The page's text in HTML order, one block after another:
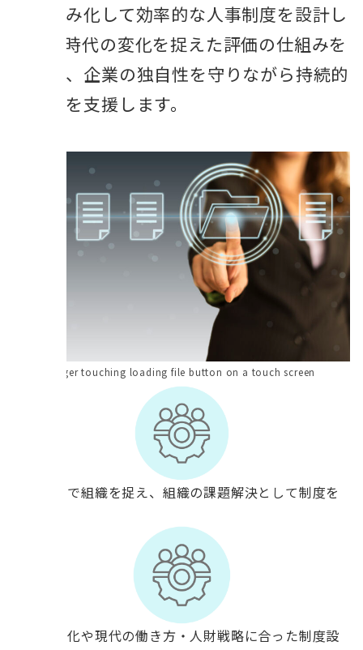
を仕組み化して効率的な人事制度を設計し
ます。時代の変化を捉えた評価の仕組みを
導入し、企業の独自性を守りながら持続的
な成長を支援します。
Finger touching loading file button on a touch screen
経営視点で組織を捉え、組織の課題解決として制度を
時代の変化や現代の働き方・人財戦略に合った制度設